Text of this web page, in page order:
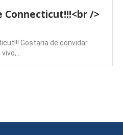
Connecticut!!!<br />
Gostaria de convidar